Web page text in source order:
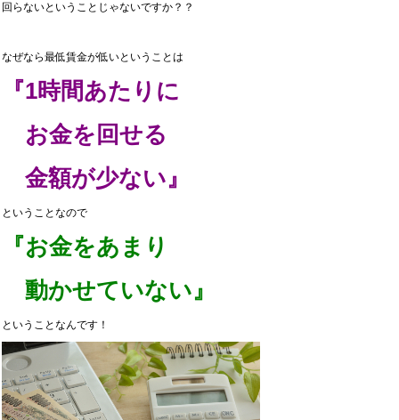
回らないということじゃないですか？？
なぜなら最低賃金が低いということは
『1時間あたりに
お金を回せる
金額が少ない』
ということなので
『お金をあまり
動かせていない』
ということなんです！